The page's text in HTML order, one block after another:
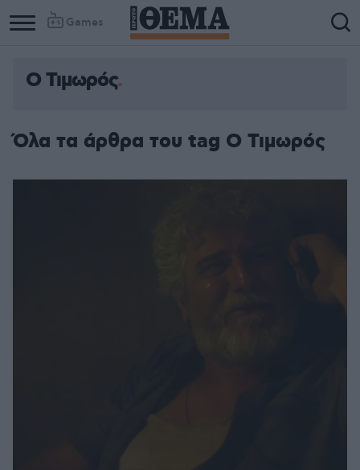
Games
Ο Τιμωρός
Όλα τα άρθρα του tag Ο Τιμωρός